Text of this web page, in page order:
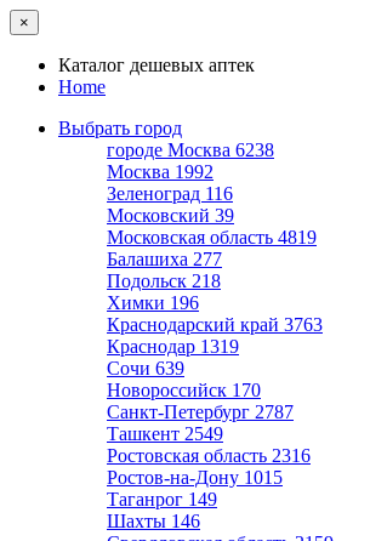
×
Каталог дешевых аптек
Home
Выбрать город
городе Москва 6238
Москва 1992
Зеленоград 116
Московский 39
Московская область 4819
Балашиха 277
Подольск 218
Химки 196
Краснодарский край 3763
Краснодар 1319
Сочи 639
Новороссийск 170
Санкт-Петербург 2787
Ташкент 2549
Ростовская область 2316
Ростов-на-Дону 1015
Таганрог 149
Шахты 146